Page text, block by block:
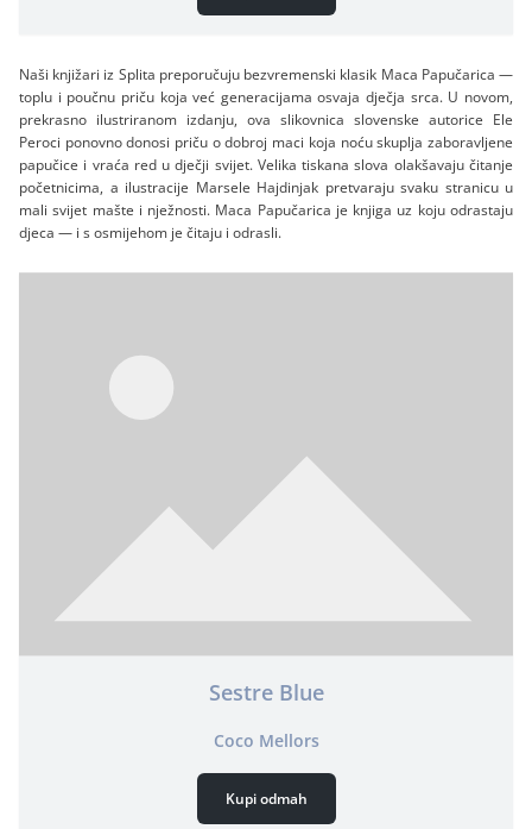
Naši knjižari iz Splita preporučuju bezvremenski klasik Maca Papučarica —
toplu i poučnu priču koja već generacijama osvaja dječja srca. U novom,
prekrasno ilustriranom izdanju, ova slikovnica slovenske autorice Ele
Peroci ponovno donosi priču o dobroj maci koja noću skuplja zaboravljene
papučice i vraća red u dječji svijet. Velika tiskana slova olakšavaju čitanje
početnicima, a ilustracije Marsele Hajdinjak pretvaraju svaku stranicu u
mali svijet mašte i nježnosti. Maca Papučarica je knjiga uz koju odrastaju
djeca — i s osmijehom je čitaju i odrasli.
Sestre Blue
Coco Mellors
Kupi odmah